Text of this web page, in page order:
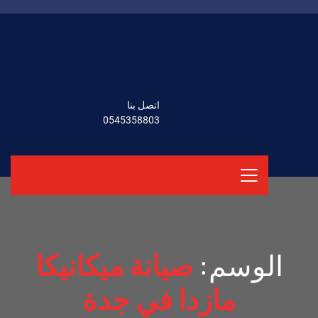
اتصل بنا
0545358803
الوسم: صيانة ميكانيكا
مازدا في جدة